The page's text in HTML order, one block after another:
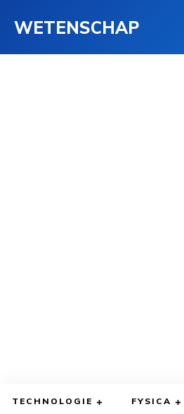
WETENSCHAP
TECHNOLOGIE FYSICA